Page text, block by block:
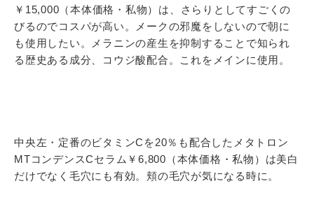
￥15,000（本体価格・私物）は、さらりとしてすごくの
びるのでコスパが高い。メークの邪魔をしないので朝に
も使用したい。メラニンの産生を抑制することで知られ
る歴史ある成分、コウジ酸配合。これをメインに使用。
中央左・定番のビタミンCを20％も配合したメタトロン
MTコンデンスCセラム￥6,800（本体価格・私物）は美白
だけでなく毛穴にも有効。頬の毛穴が気になる時に。